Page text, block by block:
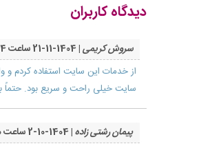
دیدگاه کاربران
سروش کریمی| 1404-11-21 ساعت 10:20:14
از خدمات این سایت استفاده کردم و
سایت خیلی راحت و سریع بود. حتماً
پیمان رشتی زاده| 1404-10-2 ساعت 09:48:40